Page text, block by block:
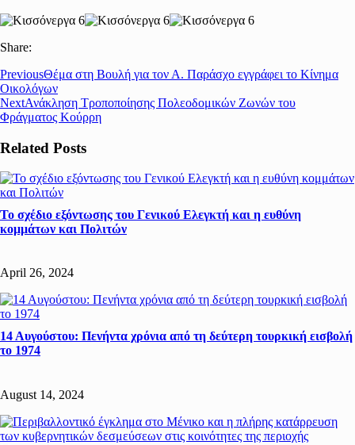
Share:
PreviousΘέμα στη Βουλή για τον Α. Παράσχο εγγράφει το Κίνημα
Οικολόγων
NextΑνάκληση Τροποποίησης Πολεοδομικών Ζωνών του
Φράγματος Κούρρη
Related Posts
Το σχέδιο εξόντωσης του Γενικού Ελεγκτή και η ευθύνη
κομμάτων και Πολιτών
April 26, 2024
14 Αυγούστου: Πενήντα χρόνια από τη δεύτερη τουρκική εισβολή
το 1974
August 14, 2024